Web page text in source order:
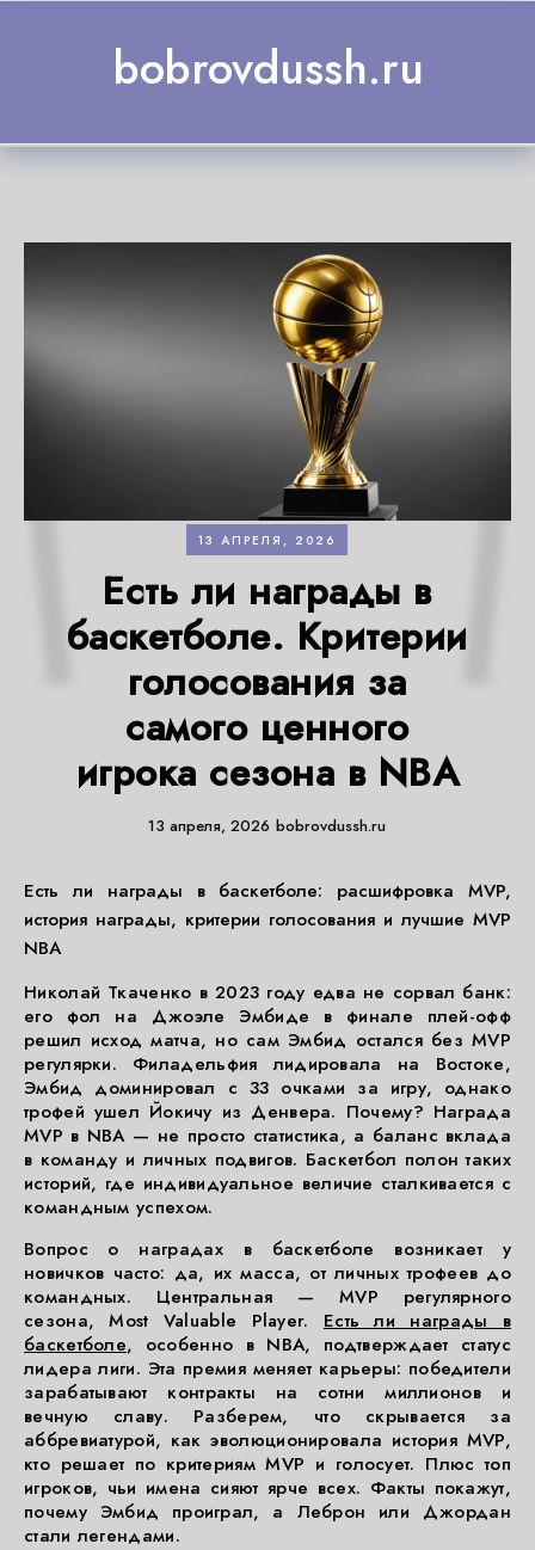
bobrovdussh.ru
13 АПРЕЛЯ, 2026
Есть ли награды в
баскетболе. Критерии
голосования за
самого ценного
игрока сезона в NBA
13 апреля, 2026 bobrovdussh.ru
Есть ли награды в баскетболе: расшифровка MVP,
история награды, критерии голосования и лучшие MVP
NBA
Николай Ткаченко в 2023 году едва не сорвал банк:
его фол на Джоэле Эмбиде в финале плей-офф
решил исход матча, но сам Эмбид остался без MVP
регулярки. Филадельфия лидировала на Востоке,
Эмбид доминировал с 33 очками за игру, однако
трофей ушел Йокичу из Денвера. Почему? Награда
MVP в NBA — не просто статистика, а баланс вклада
в команду и личных подвигов. Баскетбол полон таких
историй, где индивидуальное величие сталкивается с
командным успехом.
Вопрос о наградах в баскетболе возникает у
новичков часто: да, их масса, от личных трофеев до
командных. Центральная — MVP регулярного
сезона, Most Valuable Player. Есть ли награды в
баскетболе, особенно в NBA, подтверждает статус
лидера лиги. Эта премия меняет карьеры: победители
зарабатывают контракты на сотни миллионов и
вечную славу. Разберем, что скрывается за
аббревиатурой, как эволюционировала история MVP,
кто решает по критериям MVP и голосует. Плюс топ
игроков, чьи имена сияют ярче всех. Факты покажут,
почему Эмбид проиграл, а Леброн или Джордан
стали легендами.